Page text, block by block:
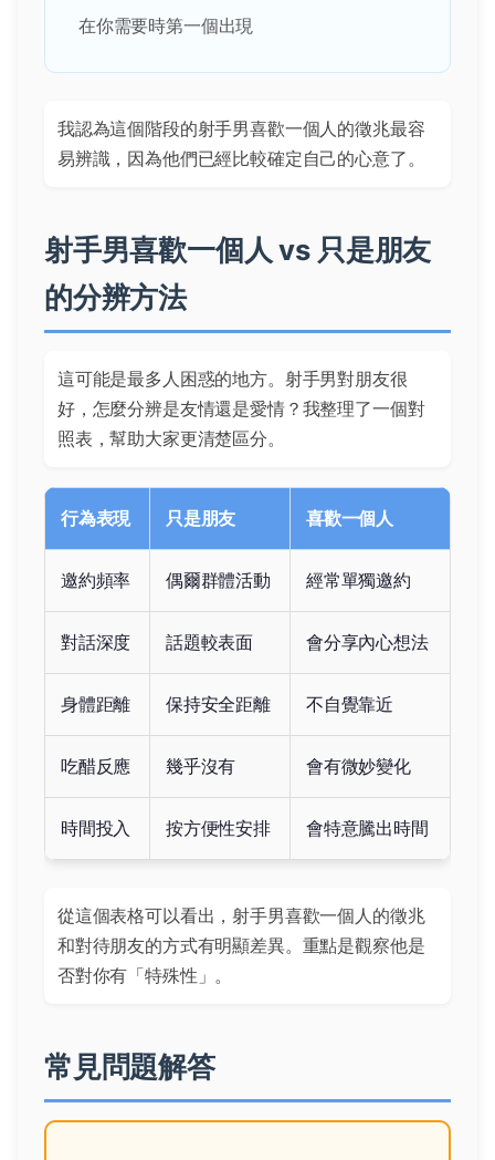
在你需要時第一個出現
我認為這個階段的射手男喜歡一個人的徵兆最容
易辨識，因為他們已經比較確定自己的心意了。
射手男喜歡一個人 vs 只是朋友
的分辨方法
這可能是最多人困惑的地方。射手男對朋友很
好，怎麼分辨是友情還是愛情？我整理了一個對
照表，幫助大家更清楚區分。
行為表現 只是朋友 喜歡一個人
邀約頻率 偶爾群體活動 經常單獨邀約
對話深度 話題較表面 會分享內心想法
身體距離 保持安全距離 不自覺靠近
吃醋反應 幾乎沒有 會有微妙變化
時間投入 按方便性安排 會特意騰出時間
從這個表格可以看出，射手男喜歡一個人的徵兆
和對待朋友的方式有明顯差異。重點是觀察他是
否對你有「特殊性」。
常見問題解答